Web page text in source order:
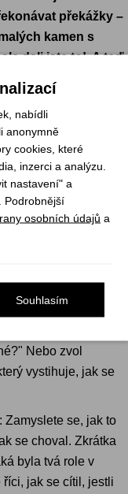
překážky –
kamen s
dali jste to! A teď
a hlavně – co si z
se ti hodí. Pro
každý sdílí nějaký
otevřou.
Nebo zvol
vystihuje, jak se
Zamyslete se, jak to
se choval. Zkrátka
byla tvá role v
jak se cítil, jestli
nabídli
anonymně
cookies, které
inzerci a analýzu.
nastavení" a
Podrobnější
osobních údajů a
Souhlasím